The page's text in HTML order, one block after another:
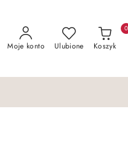
Moje konto Ulubione Koszyk
0